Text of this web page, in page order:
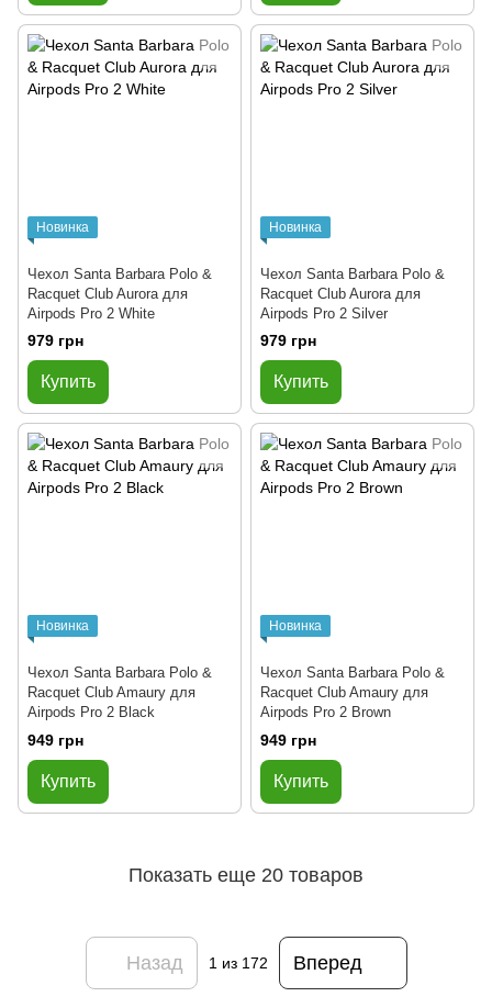
Новинка
Чехол Santa Barbara Polo &
Racquet Club Aurora для
Airpods Pro 2 White
979 грн
Купить
Новинка
Чехол Santa Barbara Polo &
Racquet Club Aurora для
Airpods Pro 2 Silver
979 грн
Купить
Новинка
Чехол Santa Barbara Polo &
Racquet Club Amaury для
Airpods Pro 2 Black
949 грн
Купить
Новинка
Чехол Santa Barbara Polo &
Racquet Club Amaury для
Airpods Pro 2 Brown
949 грн
Купить
Показать еще 20 товаров
Назад 1 из 172 Вперед